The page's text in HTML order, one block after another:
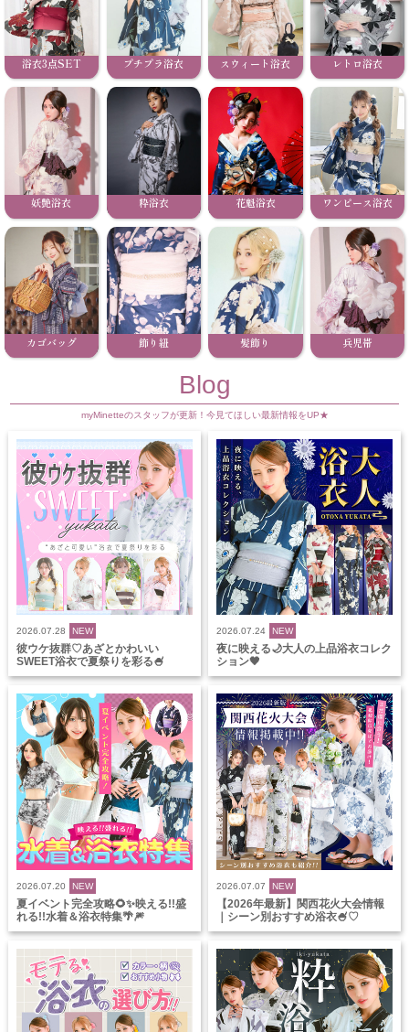
浴衣3点SET プチプラ浴衣 スウィート浴衣 レトロ浴衣
妖艶浴衣 粋浴衣 花魁浴衣 ワンピース浴衣
カゴバッグ 飾り紐 髪飾り 兵児帯
Blog
myMinetteのスタッフが更新！今見てほしい最新情報をUP★
2026.07.28 NEW
彼ウケ抜群♡あざとかわいい
SWEET浴衣で夏祭りを彩る🍧
2026.07.24 NEW
夜に映える🌙大人の上品浴衣コレク
ション🖤
2026.07.20 NEW
夏イベント完全攻略🌻✨映える!!盛
れる!!水着＆浴衣特集🌴🎆
2026.07.07 NEW
【2026年最新】関西花火大会情報
｜シーン別おすすめ浴衣🍧♡